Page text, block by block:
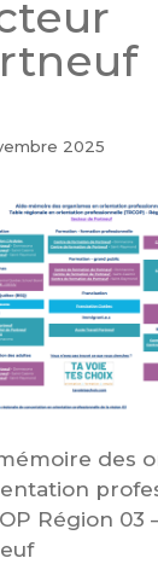
2025
des
Région 03